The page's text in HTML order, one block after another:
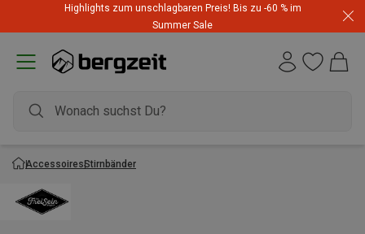
Highlights zum unschlagbaren Preis! Bis zu -60 % im
Summer Sale
AccessoiresStirnbänder